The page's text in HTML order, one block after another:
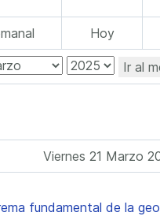
Hoy
Ir al
Viernes 21 Marzo
fundamental de la